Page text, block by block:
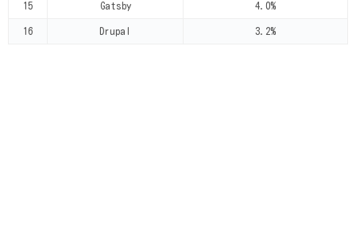
15 Gatsby 4.0%
16 Drupal 3.2%